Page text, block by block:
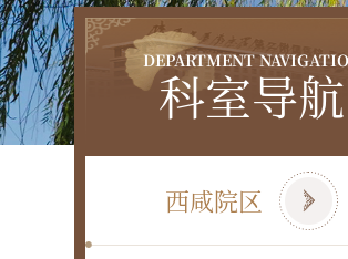
DEPARTMENT
科室导航
西咸院区